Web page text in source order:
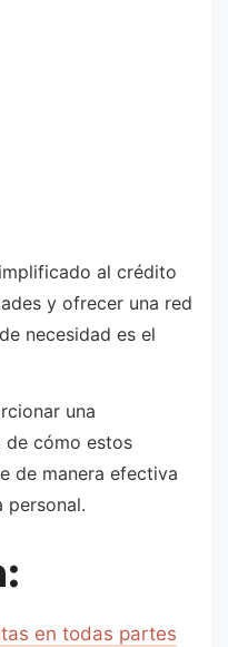
al crédito
y ofrecer una red
necesidad es el
una
de cómo estos
de manera efectiva
personal.
en todas partes